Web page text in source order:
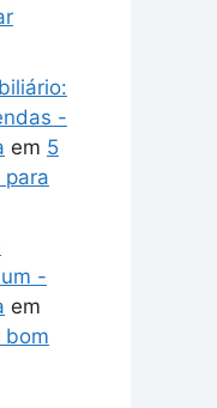
-
em 5
para
-
em
bom